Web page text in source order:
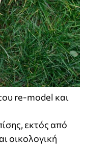
re-model και
εκτός από
οικολογική